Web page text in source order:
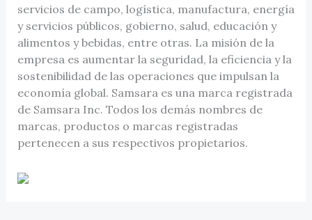
servicios de campo, logística, manufactura, energía
y servicios públicos, gobierno, salud, educación y
alimentos y bebidas, entre otras. La misión de la
empresa es aumentar la seguridad, la eficiencia y la
sostenibilidad de las operaciones que impulsan la
economía global. Samsara es una marca registrada
de Samsara Inc. Todos los demás nombres de
marcas, productos o marcas registradas
pertenecen a sus respectivos propietarios.